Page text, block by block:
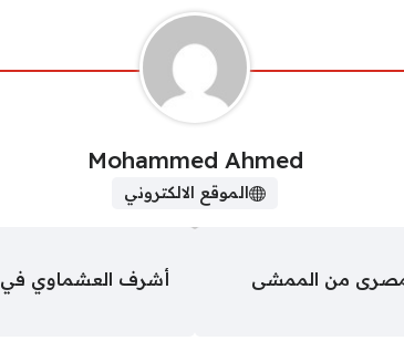
Mohammed Ahmed
الموقع الالكتروني
من الممشى
أشرف العشماوي في